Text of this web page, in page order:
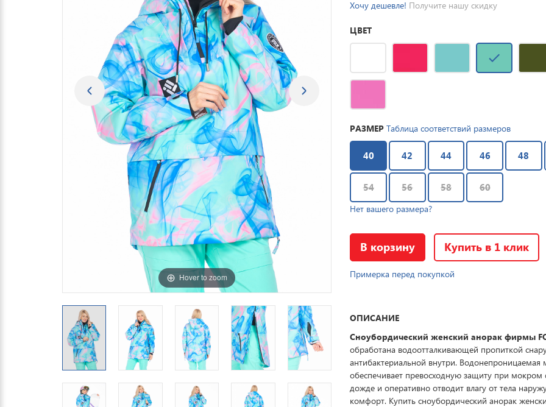
Hover to zoom
Хочу дешевле! Получите нашу скидку
ЦВЕТ
РАЗМЕР Таблица соответствий размеров
40 42 44 46 48
54 56 58 60
Нет вашего размера?
В корзину Купить в 1 клик
Примерка перед покупкой
ОПИСАНИЕ
Сноубордический женский анорак фирмы
обработана водоотталкивающей пропиткой
антибактериальной внутри. Водонепроницаемая
обеспечивает превосходную защиту при мокром
дожде и оперативно отводит влагу от тела
комфорт. Купить сноубордический анорак